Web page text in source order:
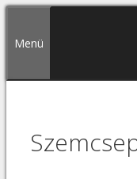
tartalomba
Menü